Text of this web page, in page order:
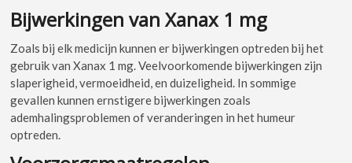
Bijwerkingen van Xanax 1 mg
Zoals bij elk medicijn kunnen er bijwerkingen optreden bij het
gebruik van Xanax 1 mg. Veelvoorkomende bijwerkingen zijn
slaperigheid, vermoeidheid, en duizeligheid. In sommige
gevallen kunnen ernstigere bijwerkingen zoals
ademhalingsproblemen of veranderingen in het humeur
optreden.